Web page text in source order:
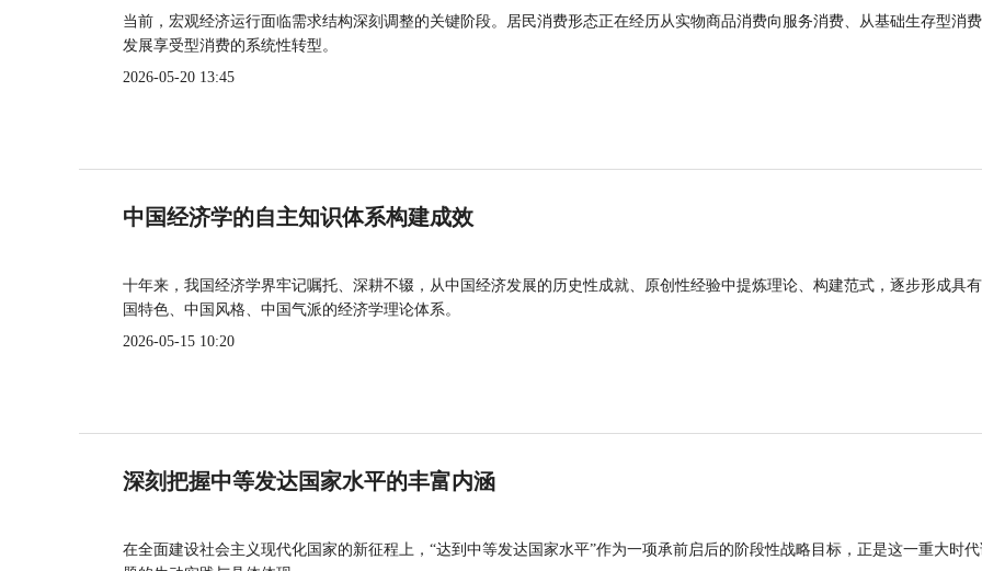
当前，宏观经济运行面临需求结构深刻调整的关键阶段。居民消费形态正在经历从实物商品消费向服务消费、从基础生存型消
发展享受型消费的系统性转型。
2026-05-20 13:45
中国经济学的自主知识体系构建成效
十年来，我国经济学界牢记嘱托、深耕不辍，从中国经济发展的历史性成就、原创性经验中提炼理论、构建范式，逐步形成具
国特色、中国风格、中国气派的经济学理论体系。
2026-05-15 10:20
深刻把握中等发达国家水平的丰富内涵
在全面建设社会主义现代化国家的新征程上，“达到中等发达国家水平”作为一项承前启后的阶段性战略目标，正是这一重大时